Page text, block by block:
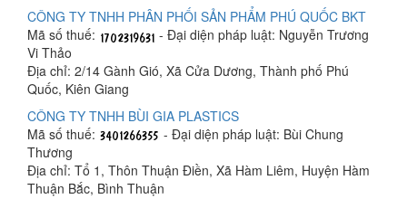
CÔNG TY TNHH PHÂN PHỐI SẢN PHẨM PHÚ QUỐC BKT
Mã số thuế:
- Đại diện pháp luật: Nguyễn Trương
Vi Thảo
Địa chỉ: 2/14 Gành Gió, Xã Cửa Dương, Thành phố Phú
Quốc, Kiên Giang
CÔNG TY TNHH BÙI GIA PLASTICS
Mã số thuế:
- Đại diện pháp luật: Bùi Chung
Thương
Địa chỉ: Tổ 1, Thôn Thuận Điền, Xã Hàm Liêm, Huyện Hàm
Thuận Bắc, Bình Thuận